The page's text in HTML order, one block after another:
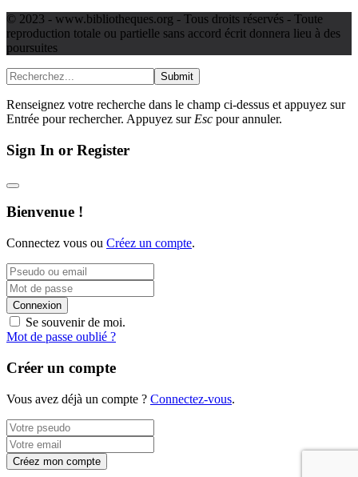
© 2023 - www.bibliotheques.org - Tous droits réservés - Toute
reproduction totale ou partielle sans accord écrit donnera lieu à des
poursuites
Submit
Renseignez votre recherche dans le champ ci-dessus et appuyez sur
Entrée pour rechercher. Appuyez sur Esc pour annuler.
Sign In or Register
Bienvenue !
Connectez vous ou Créez un compte.
Connexion
Se souvenir de moi.
Mot de passe oublié ?
Créer un compte
Vous avez déjà un compte ? Connectez-vous.
Créez mon compte